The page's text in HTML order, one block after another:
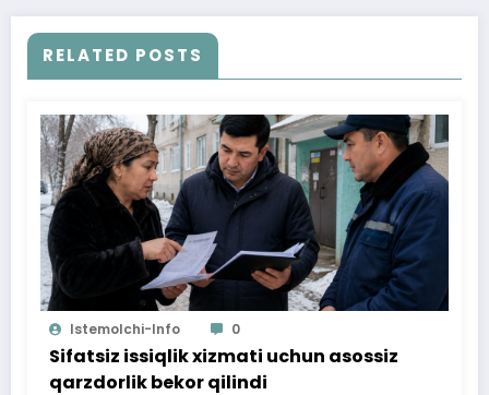
RELATED POSTS
Istemolchi-Info 0
Sifatsiz issiqlik xizmati uchun asossiz
qarzdorlik bekor qilindi